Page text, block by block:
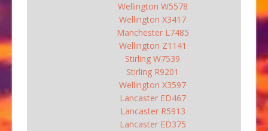
Wellington W5578
Wellington X3417
Manchester L7485
Wellington Z1141
Stirling W7539
Stirling R9201
Wellington X3597
Lancaster ED467
Lancaster R5913
Lancaster ED375